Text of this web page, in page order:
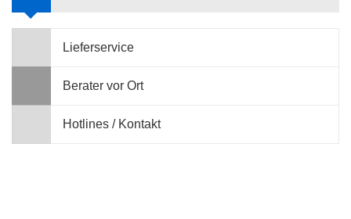
Lieferservice
Berater vor Ort
Hotlines / Kontakt